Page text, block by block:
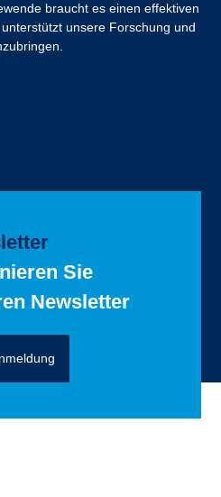
braucht es einen effektiven
unsere Forschung und
Sie
Newsletter